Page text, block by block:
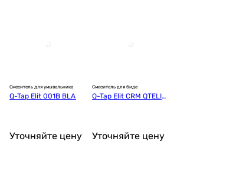
Смеситель для умывальника
Q-Tap Elit 001B BLA
Уточняйте цену
Смеситель для биде
Q-Tap Elit CRM QTELIC
Уточняйте цену